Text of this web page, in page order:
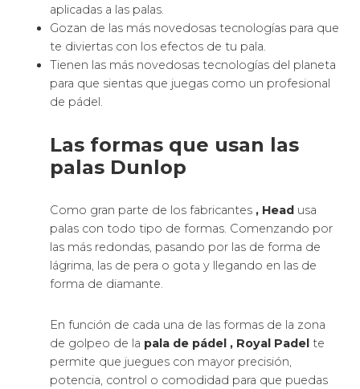
aplicadas a las palas.
Gozan de las más novedosas tecnologías para que
te diviertas con los efectos de tu pala.
Tienen las más novedosas tecnologías del planeta
para que sientas que juegas como un profesional
de pádel.
Las formas que usan las
palas Dunlop
Como gran parte de los fabricantes , Head usa
palas con todo tipo de formas. Comenzando por
las más redondas, pasando por las de forma de
lágrima, las de pera o gota y llegando en las de
forma de diamante.
En función de cada una de las formas de la zona
de golpeo de la pala de pádel , Royal Padel te
permite que juegues con mayor precisión,
potencia, control o comodidad para que puedas